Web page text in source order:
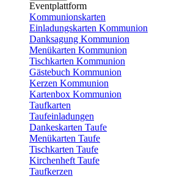
Eventplattform
Kommunionskarten
Einladungskarten Kommunion
Danksagung Kommunion
Menükarten Kommunion
Tischkarten Kommunion
Gästebuch Kommunion
Kerzen Kommunion
Kartenbox Kommunion
Taufkarten
Taufeinladungen
Dankeskarten Taufe
Menükarten Taufe
Tischkarten Taufe
Kirchenheft Taufe
Taufkerzen